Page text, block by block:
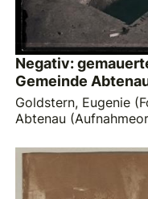
Negativ:
Gemeinde
Goldstern, Eugenie
Abtenau